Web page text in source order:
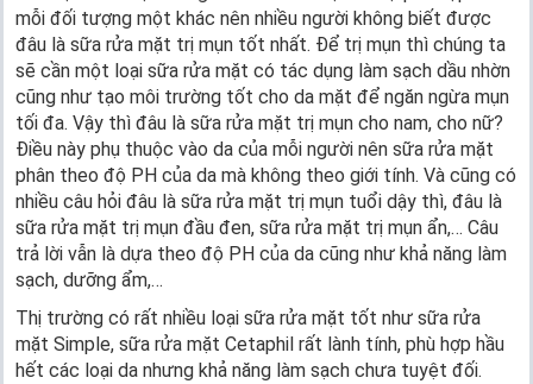
mỗi đối tượng một khác nên nhiều người không biết được
đâu là sữa rửa mặt trị mụn tốt nhất. Để trị mụn thì chúng ta
sẽ cần một loại sữa rửa mặt có tác dụng làm sạch dầu nhờn
cũng như tạo môi trường tốt cho da mặt để ngăn ngừa mụn
tối đa. Vậy thì đâu là sữa rửa mặt trị mụn cho nam, cho nữ?
Điều này phụ thuộc vào da của mỗi người nên sữa rửa mặt
phân theo độ PH của da mà không theo giới tính. Và cũng có
nhiều câu hỏi đâu là sữa rửa mặt trị mụn tuổi dậy thì, đâu là
sữa rửa mặt trị mụn đầu đen, sữa rửa mặt trị mụn ẩn,… Câu
trả lời vẫn là dựa theo độ PH của da cũng như khả năng làm
sạch, dưỡng ẩm,…
Thị trường có rất nhiều loại sữa rửa mặt tốt như sữa rửa
mặt Simple, sữa rửa mặt Cetaphil rất lành tính, phù hợp hầu
hết các loại da nhưng khả năng làm sạch chưa tuyệt đối.